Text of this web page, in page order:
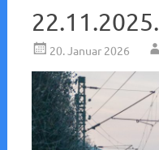
22.11.2025.
20. Januar 2026